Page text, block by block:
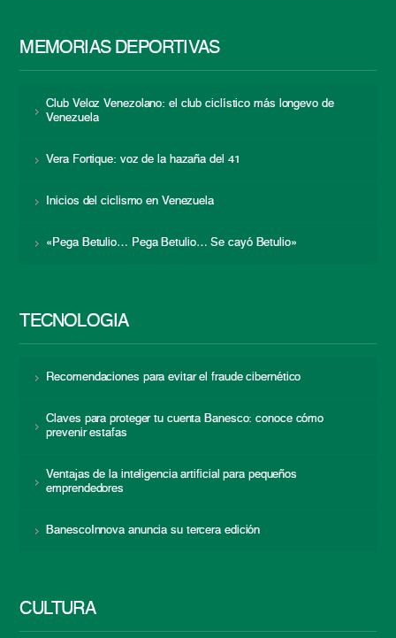
MEMORIAS DEPORTIVAS
Club Veloz Venezolano: el club ciclístico más longevo de
Venezuela
Vera Fortique: voz de la hazaña del 41
Inicios del ciclismo en Venezuela
«Pega Betulio… Pega Betulio… Se cayó Betulio»
TECNOLOGÍA
Recomendaciones para evitar el fraude cibernético
Claves para proteger tu cuenta Banesco: conoce cómo
prevenir estafas
Ventajas de la inteligencia artificial para pequeños
emprendedores
BanescoInnova anuncia su tercera edición
CULTURA